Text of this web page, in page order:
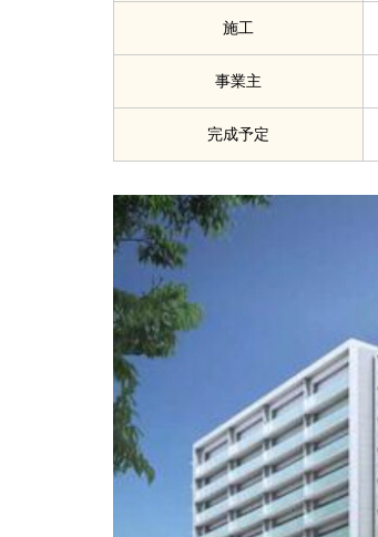
施工
事業主
完成予定